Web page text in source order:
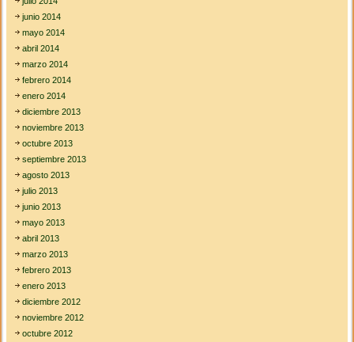
junio 2014
mayo 2014
abril 2014
marzo 2014
febrero 2014
enero 2014
diciembre 2013
noviembre 2013
octubre 2013
septiembre 2013
agosto 2013
julio 2013
junio 2013
mayo 2013
abril 2013
marzo 2013
febrero 2013
enero 2013
diciembre 2012
noviembre 2012
octubre 2012